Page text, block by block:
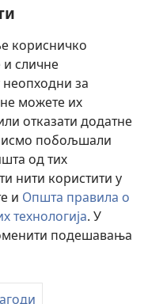
корисничко
сличне
неопходни за
можете их
отказати додатне
побољшали
од тих
нити користити у
и Општа правила о
технологија. У
подешавања
Society of Pennsylvania.